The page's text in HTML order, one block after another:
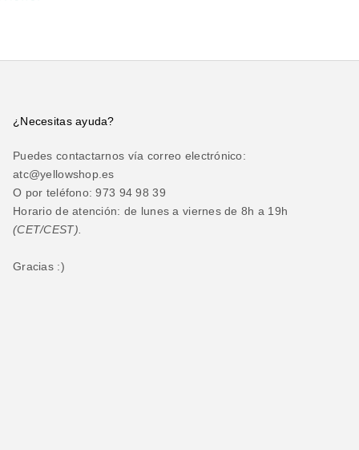
¿Necesitas ayuda?
Puedes contactarnos vía correo electrónico:
atc@yellowshop.es
O por teléfono: 973 94 98 39
Horario de atención: de lunes a viernes de 8h a 19h
(CET/CEST).
Gracias :)